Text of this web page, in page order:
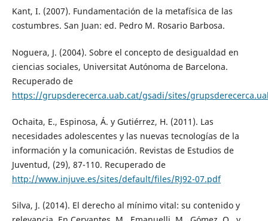
Kant, I. (2007). Fundamentación de la metafísica de las
costumbres. San Juan: ed. Pedro M. Rosario Barbosa.
Noguera, J. (2004). Sobre el concepto de desigualdad en
ciencias sociales, Universitat Autónoma de Barcelona.
Recuperado de
https://grupsderecerca.uab.cat/gsadi/sites/
Ochaita, E., Espinosa, Á. y Gutiérrez, H. (2011). Las
necesidades adolescentes y las nuevas tecnologías de la
información y la comunicación. Revistas de Estudios de
Juventud, (29), 87-110. Recuperado de
http://www.injuve.es/sites/default/files/RJ92-07.pdf
Silva, J. (2014). El derecho al mínimo vital: su contenido y